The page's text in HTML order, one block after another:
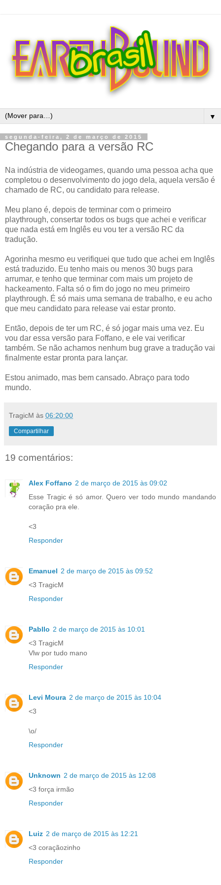
▼
segunda-feira, 2 de março de 2015
Chegando para a versão RC
Na indústria de videogames, quando uma pessoa acha que
completou o desenvolvimento do jogo dela, aquela versão é
chamado de RC, ou candidato para release.
Meu plano é, depois de terminar com o primeiro
playthrough, consertar todos os bugs que achei e verificar
que nada está em Inglês eu vou ter a versão RC da
tradução.
Agorinha mesmo eu verifiquei que tudo que achei em Inglês
está traduzido. Eu tenho mais ou menos 30 bugs para
arrumar, e tenho que terminar com mais um projeto de
hackeamento. Falta só o fim do jogo no meu primeiro
playthrough. É só mais uma semana de trabalho, e eu acho
que meu candidato para release vai estar pronto.
Então, depois de ter um RC, é só jogar mais uma vez. Eu
vou dar essa versão para Foffano, e ele vai verificar
também. Se não achamos nenhum bug grave a tradução vai
finalmente estar pronta para lançar.
Estou animado, mas bem cansado. Abraço para todo
mundo.
TragicM às 06:20:00
Compartilhar
19 comentários:
Alex Foffano 2 de março de 2015 às 09:02
Esse Tragic é só amor. Quero ver todo mundo mandando
coração pra ele.
<3
Responder
Emanuel 2 de março de 2015 às 09:52
<3 TragicM
Responder
Pabllo 2 de março de 2015 às 10:01
<3 TragicM
Vlw por tudo mano
Responder
Levi Moura 2 de março de 2015 às 10:04
<3
\o/
Responder
Unknown 2 de março de 2015 às 12:08
<3 força irmão
Responder
Luiz 2 de março de 2015 às 12:21
<3 coraçãozinho
Responder